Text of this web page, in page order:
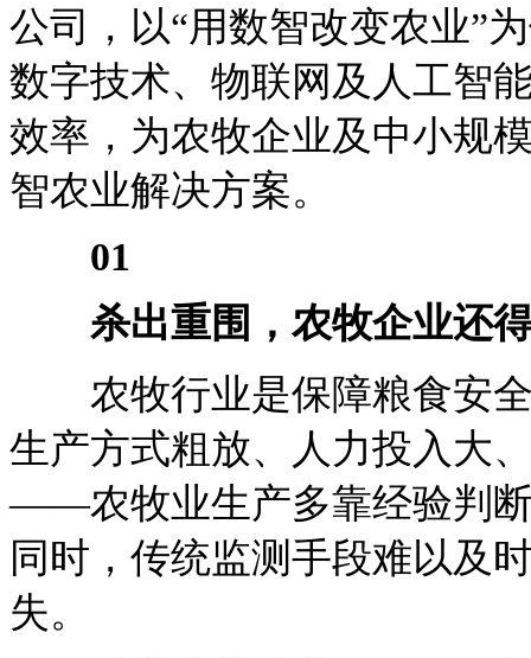
公司，以“用数智改变农业”
数字技术、物联网及人工智
效率，为农牧企业及中小规
智农业解决方案。
01
杀出重围，农牧企业还
农牧行业是保障粮食安全
生产方式粗放、人力投入大
——农牧业生产多靠经验判
同时，传统监测手段难以及
失。